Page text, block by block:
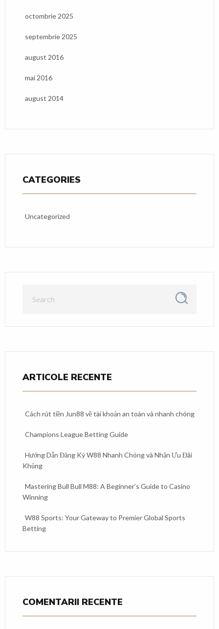
octombrie 2025
septembrie 2025
august 2016
mai 2016
august 2014
CATEGORIES
Uncategorized
ARTICOLE RECENTE
Cách rút tiền Jun88 về tài khoản an toàn và nhanh chóng
Champions League Betting Guide
Hướng Dẫn Đăng Ký W88 Nhanh Chóng và Nhận Ưu Đãi
Khủng
Mastering Bull Bull M88: A Beginner’s Guide to Casino
Winning
W88 Sports: Your Gateway to Premier Global Sports
Betting
COMENTARII RECENTE